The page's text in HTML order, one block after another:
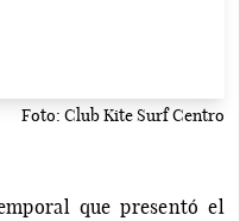
Foto: Club Kite Surf Centro
que presentó el